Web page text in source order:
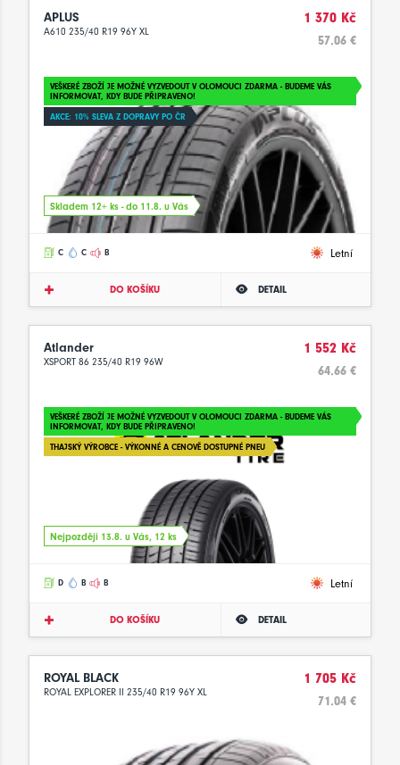
APLUS
A610 235/40 R19 96Y XL
1 370 Kč
57.06 €
VEŠKERÉ ZBOŽÍ JE MOŽNÉ VYZVEDOUT V OLOMOUCI ZDARMA - BUDEME VÁS
INFORMOVAT, KDY BUDE PŘIPRAVENO!
AKCE: 10% SLEVA Z DOPRAVY PO ČR
Skladem 12+ ks - do 11.8. u Vás
C C B Letní
DO KOŠÍKU DETAIL
Atlander
XSPORT 86 235/40 R19 96W
1 552 Kč
64.66 €
VEŠKERÉ ZBOŽÍ JE MOŽNÉ VYZVEDOUT V OLOMOUCI ZDARMA - BUDEME VÁS
INFORMOVAT, KDY BUDE PŘIPRAVENO!
THAJSKÝ VÝROBCE - VÝKONNÉ A CENOVĚ DOSTUPNÉ PNEU
Nejpozději 13.8. u Vás, 12 ks
D B B Letní
DO KOŠÍKU DETAIL
ROYAL BLACK
ROYAL EXPLORER II 235/40 R19 96Y XL
1 705 Kč
71.04 €